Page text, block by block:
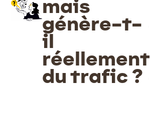
mais
génère-t-
il
réellement
du trafic ?